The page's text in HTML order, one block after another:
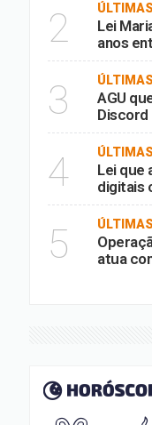
2
Lei
anos
3
AGU
Discord
4
Lei que
digitais
5
atua